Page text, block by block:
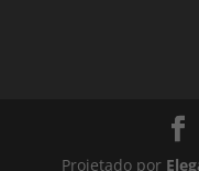
Projetado por